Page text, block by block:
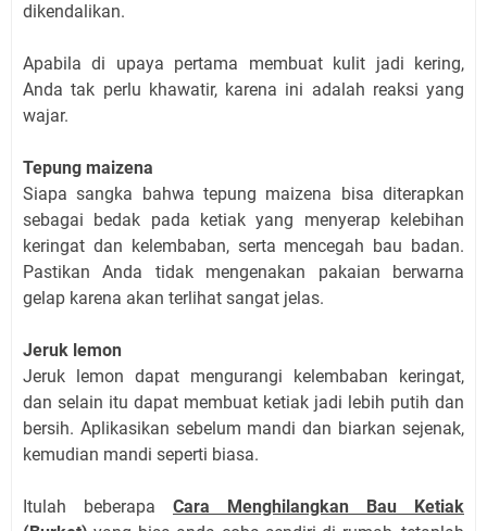
dikendalikan.
Apabila di upaya pertama membuat kulit jadi kering,
Anda tak perlu khawatir, karena ini adalah reaksi yang
wajar.
Tepung maizena
Siapa sangka bahwa tepung maizena bisa diterapkan
sebagai bedak pada ketiak yang menyerap kelebihan
keringat dan kelembaban, serta mencegah bau badan.
Pastikan Anda tidak mengenakan pakaian berwarna
gelap karena akan terlihat sangat jelas.
Jeruk lemon
Jeruk lemon dapat mengurangi kelembaban keringat,
dan selain itu dapat membuat ketiak jadi lebih putih dan
bersih. Aplikasikan sebelum mandi dan biarkan sejenak,
kemudian mandi seperti biasa.
Itulah beberapa Cara Menghilangkan Bau Ketiak